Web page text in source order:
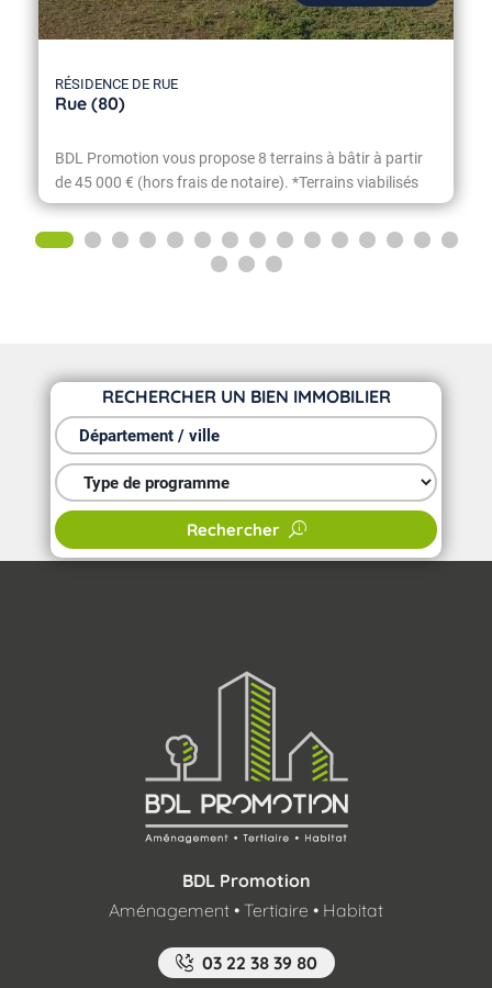
RÉSIDENCE DE RUE
Rue (80)
BDL Promotion vous propose 8 terrains à bâtir à partir
de 45 000 € (hors frais de notaire). *Terrains viabilisés
comprenant EDF, télécom, eau potable, tout-à-l'égout
RECHERCHER UN BIEN IMMOBILIER
Département / ville
Type de programme
Rechercher
BDL Promotion
Aménagement • Tertiaire • Habitat
03 22 38 39 80